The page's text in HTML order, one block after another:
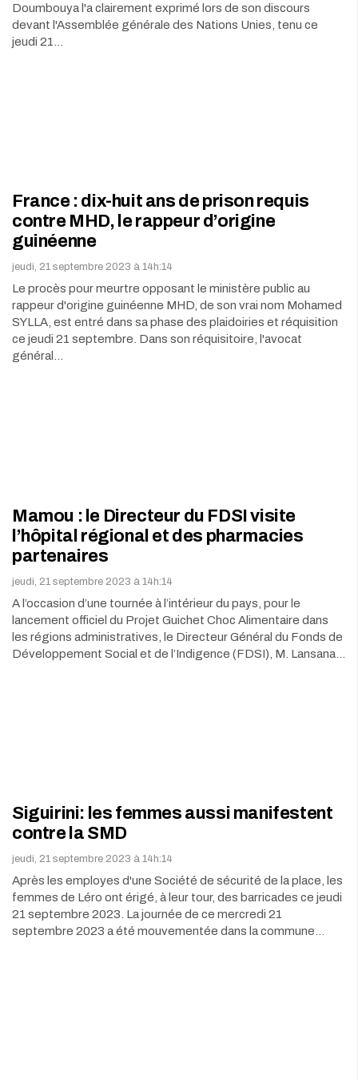
Doumbouya l'a clairement exprimé lors de son discours
devant l'Assemblée générale des Nations Unies, tenu ce
jeudi 21…
France : dix-huit ans de prison requis
contre MHD, le rappeur d’origine
guinéenne
jeudi, 21 septembre 2023 à 14h:14
Le procès pour meurtre opposant le ministère public au
rappeur d'origine guinéenne MHD, de son vrai nom Mohamed
SYLLA, est entré dans sa phase des plaidoiries et réquisition
ce jeudi 21 septembre. Dans son réquisitoire, l'avocat
général…
Mamou : le Directeur du FDSI visite
l’hôpital régional et des pharmacies
partenaires
jeudi, 21 septembre 2023 à 14h:14
A l’occasion d’une tournée à l’intérieur du pays, pour le
lancement officiel du Projet Guichet Choc Alimentaire dans
les régions administratives, le Directeur Général du Fonds de
Développement Social et de l’Indigence (FDSI), M. Lansana…
Siguirini: les femmes aussi manifestent
contre la SMD
jeudi, 21 septembre 2023 à 14h:14
Après les employes d'une Société de sécurité de la place, les
femmes de Léro ont érigé, à leur tour, des barricades ce jeudi
21 septembre 2023. La journée de ce mercredi 21
septembre 2023 a été mouvementée dans la commune…